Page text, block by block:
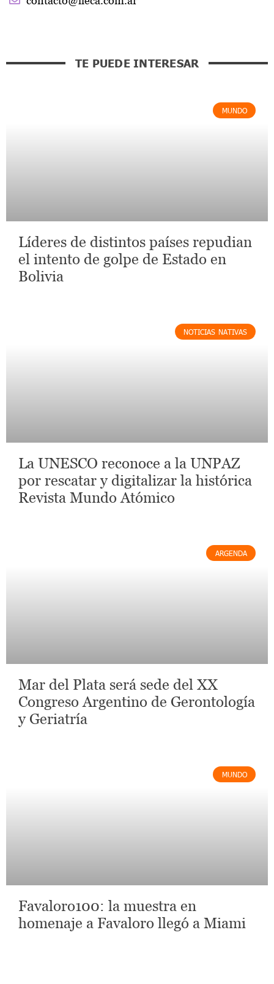
TE PUEDE INTERESAR
MUNDO
Líderes de distintos países repudian
el intento de golpe de Estado en
Bolivia
NOTICIAS NATIVAS
La UNESCO reconoce a la UNPAZ
por rescatar y digitalizar la histórica
Revista Mundo Atómico
ARGENDA
Mar del Plata será sede del XX
Congreso Argentino de Gerontología
y Geriatría
MUNDO
Favaloro100: la muestra en
homenaje a Favaloro llegó a Miami